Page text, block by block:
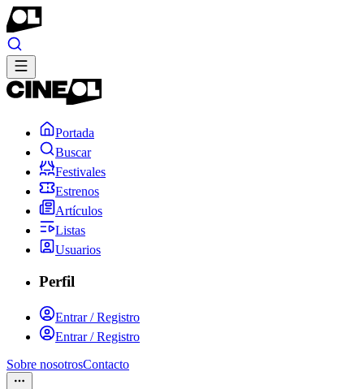
Portada
Buscar
Festivales
Estrenos
Artículos
Listas
Usuarios
Perfil
Entrar / Registro
Entrar / Registro
Sobre nosotrosContacto